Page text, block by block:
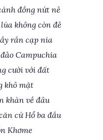
đồng nứt nẻ
không còn đẻ
rắn cạp nia
Campuchia
cười với đất
khô mật
khàn về đâu
cứ Hổ ba đầu
Khơme